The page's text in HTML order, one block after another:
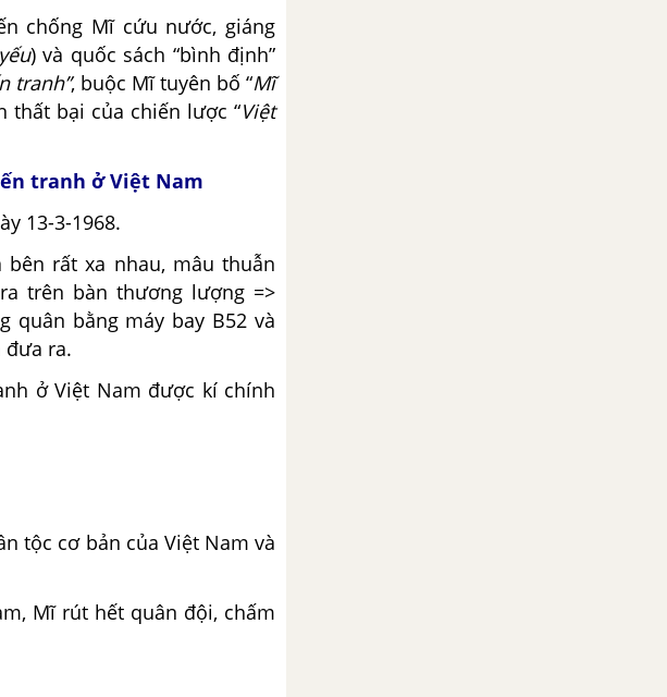
chống Mĩ cứu nước, giáng
) và quốc sách “bình định”
tranh”, buộc Mĩ tuyên bố “Mĩ
thất bại của chiến lược “Việt
tranh ở Việt Nam
13-3-1968.
rất xa nhau, mâu thuẫn
trên bàn thương lượng =>
quân bằng máy bay B52 và
ra.
ở Việt Nam được kí chính
tộc cơ bản của Việt Nam và
Mĩ rút hết quân đội, chấm